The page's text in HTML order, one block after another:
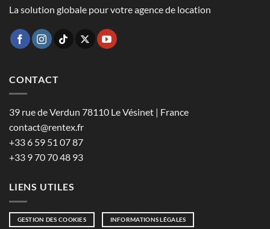
La solution globale pour votre agence de location
CONTACT
39 rue de Verdun 78110 Le Vésinet | France
contact@rentex.fr
+33 6 59 51 07 87
+33 9 70 70 48 93
LIENS UTILES
GESTION DES COOKIES INFORMATIONS LÉGALES